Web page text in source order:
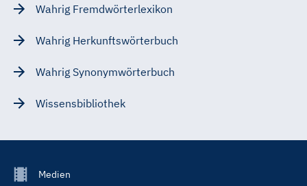
Wahrig Fremdwörterlexikon
Wahrig Herkunftswörterbuch
Wahrig Synonymwörterbuch
Wissensbibliothek
FooterMedien